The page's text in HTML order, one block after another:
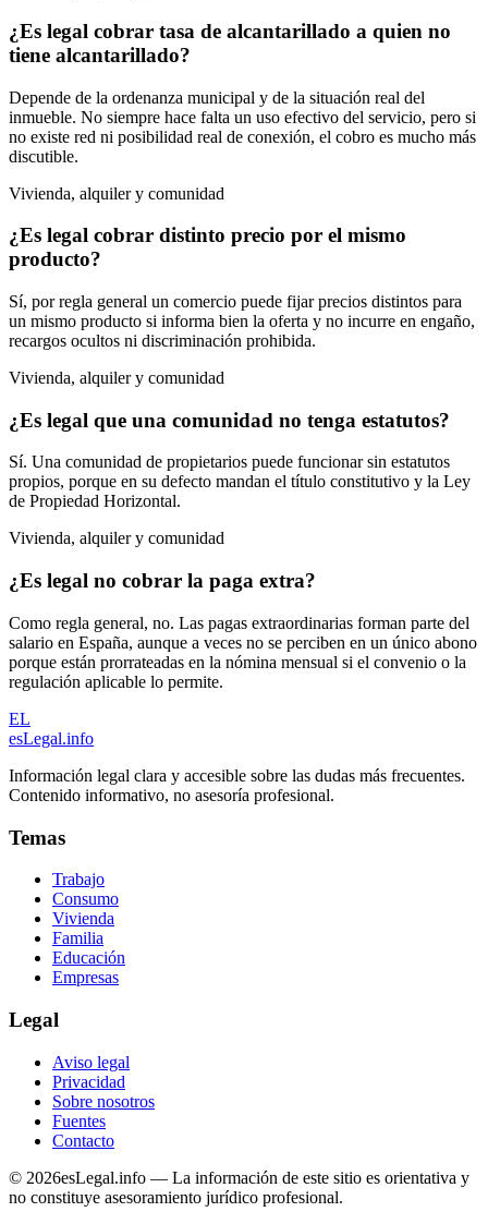
¿Es legal cobrar tasa de alcantarillado a quien no
tiene alcantarillado?
Depende de la ordenanza municipal y de la situación real del
inmueble. No siempre hace falta un uso efectivo del servicio, pero si
no existe red ni posibilidad real de conexión, el cobro es mucho más
discutible.
Vivienda, alquiler y comunidad
¿Es legal cobrar distinto precio por el mismo
producto?
Sí, por regla general un comercio puede fijar precios distintos para
un mismo producto si informa bien la oferta y no incurre en engaño,
recargos ocultos ni discriminación prohibida.
Vivienda, alquiler y comunidad
¿Es legal que una comunidad no tenga estatutos?
Sí. Una comunidad de propietarios puede funcionar sin estatutos
propios, porque en su defecto mandan el título constitutivo y la Ley
de Propiedad Horizontal.
Vivienda, alquiler y comunidad
¿Es legal no cobrar la paga extra?
Como regla general, no. Las pagas extraordinarias forman parte del
salario en España, aunque a veces no se perciben en un único abono
porque están prorrateadas en la nómina mensual si el convenio o la
regulación aplicable lo permite.
EL
esLegal.info
Información legal clara y accesible sobre las dudas más frecuentes.
Contenido informativo, no asesoría profesional.
Temas
Trabajo
Consumo
Vivienda
Familia
Educación
Empresas
Legal
Aviso legal
Privacidad
Sobre nosotros
Fuentes
Contacto
© 2026esLegal.info — La información de este sitio es orientativa y
no constituye asesoramiento jurídico profesional.